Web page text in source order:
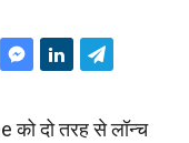
को दो तरह से लॉन्च